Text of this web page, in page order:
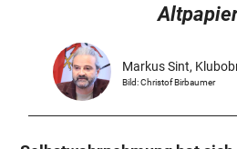
Markus Sint,
Bild: Christof Birbaumer